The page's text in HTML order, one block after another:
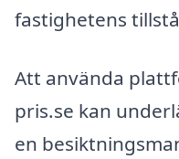
fastighetens
Att använda
pris.se kan
en